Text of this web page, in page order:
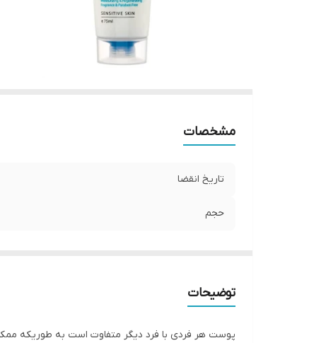
مشخصات
تاریخ انقضا
حجم
توضیحات
پوست هر فردی با فرد دیگر متفاوت است به طوریکه